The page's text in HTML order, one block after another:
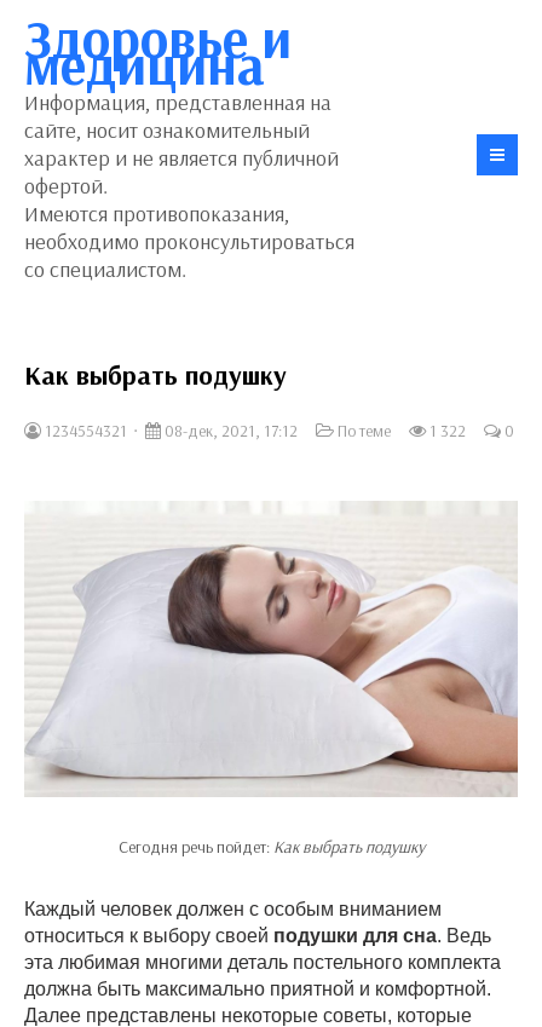
Здоровье и
медицина
Информация, представленная на
сайте, носит ознакомительный
характер и не является публичной
офертой.
Имеются противопоказания,
необходимо проконсультироваться
со специалистом.
Как выбрать подушку
1234554321 08-дек, 2021, 17:12 По теме 1 322 0
Сегодня речь пойдет: Как выбрать подушку
Каждый человек должен с особым вниманием
относиться к выбору своей подушки для сна. Ведь
эта любимая многими деталь постельного комплекта
должна быть максимально приятной и комфортной.
Далее представлены некоторые советы, которые